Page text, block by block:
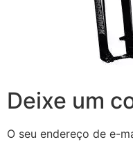
Deixe um
O seu endereço de e-